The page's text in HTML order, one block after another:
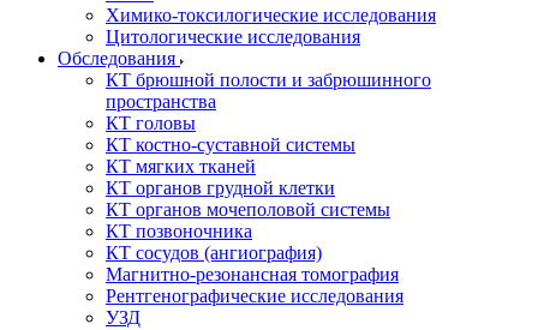
Химико-токсилогические исследования
Цитологические исследования
Обследования
КТ брюшной полости и забрюшинного
пространства
КТ головы
КТ костно-суставной системы
КТ мягких тканей
КТ органов грудной клетки
КТ органов мочеполовой системы
КТ позвоночника
КТ сосудов (ангиография)
Магнитно-резонансная томография
Рентгенографические исследования
УЗД